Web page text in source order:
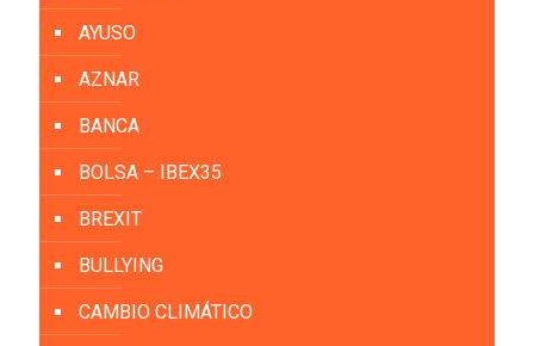
AYUSO
AZNAR
BANCA
BOLSA – IBEX35
BREXIT
BULLYING
CAMBIO CLIMÁTICO